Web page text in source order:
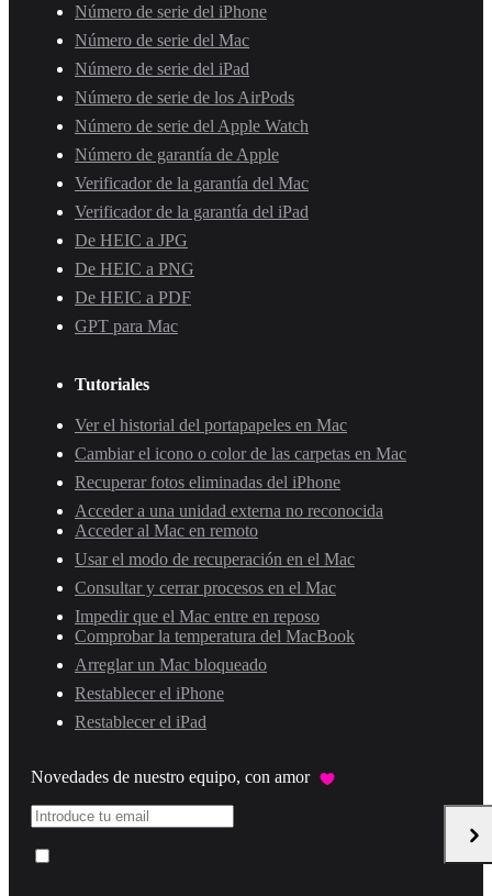
Número de serie del iPhone
Número de serie del Mac
Número de serie del iPad
Número de serie de los AirPods
Número de serie del Apple Watch
Número de garantía de Apple
Verificador de la garantía del Mac
Verificador de la garantía del iPad
De HEIC a JPG
De HEIC a PNG
De HEIC a PDF
GPT para Mac
Tutoriales
Ver el historial del portapapeles en Mac
Cambiar el icono o color de las carpetas en Mac
Recuperar fotos eliminadas del iPhone
Acceder a una unidad externa no reconocida
Acceder al Mac en remoto
Usar el modo de recuperación en el Mac
Consultar y cerrar procesos en el Mac
Impedir que el Mac entre en reposo
Comprobar la temperatura del MacBook
Arreglar un Mac bloqueado
Restablecer el iPhone
Restablecer el iPad
Novedades de nuestro equipo, con amor